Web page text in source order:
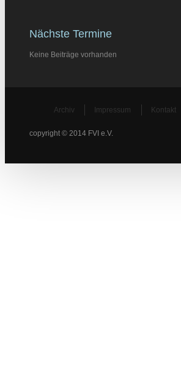
Nächste Termine
Keine Beiträge vorhanden
Archiv Impressum Kontakt
copyright © 2014 FVI e.V.